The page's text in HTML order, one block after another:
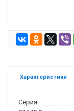
Характеристики
Серия